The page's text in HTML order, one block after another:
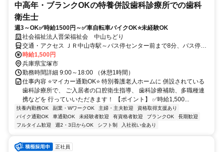
中高年・ブランクOKの特養併設歯科診療所での歯科
衛生士
週3～OK✅時給1500円～✅車自転車バイクOK⭐未経験OK
社会福祉法人晋栄福祉会 中山ちどり
交通・アクセス ＪＲ中山寺駅～バス停センター前まで8分、バス停セ
ンター前から徒歩1分
時給1,500円
兵庫県宝塚市
勤務時間詳細 9:00～18:00 （休憩1時間）
仕事内容 ⭐マイカー通勤OK⭐ 特別養護老人ホームに 併設されている
歯科診療所で、 ご入居者の口腔衛生指導、 歯科診療補助、多職種連
携などを 行っていいただきます！ 【ポイント】 ✅時給1,500...
扶養内勤務OK 副業・WワークOK 主婦・主夫歓迎
資格取得支援あり
バイク通勤OK
車通勤OK 未経験者歓迎 有資格者歓迎 ブランクOK
長期歓迎
フルタイム歓迎
週2・3日からOK シフト制 入社祝い金あり
正社員